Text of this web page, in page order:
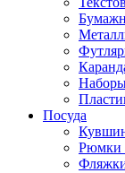
Посуда
Рюмки